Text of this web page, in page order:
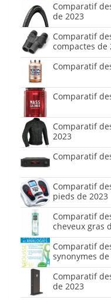
Comparatif
de 2023
Comparatif
compactes de
Comparatif
Comparatif
Comparatif
2023
Comparatif
Comparatif
pieds de 2023
Comparatif
cheveux gras
Comparatif
synonymes de
Comparatif
de 2023